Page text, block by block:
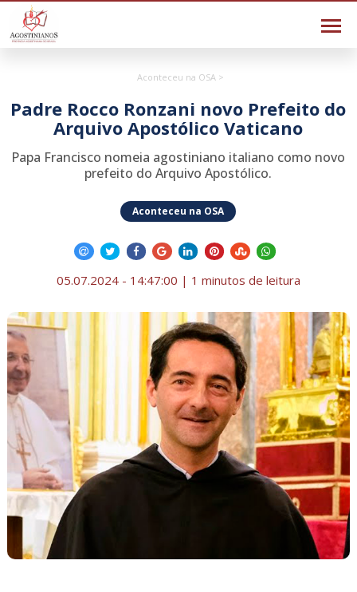
Aconteceu na OSA >
Padre Rocco Ronzani novo Prefeito do
Arquivo Apostólico Vaticano
Papa Francisco nomeia agostiniano italiano como novo
prefeito do Arquivo Apostólico.
Aconteceu na OSA
05.07.2024 - 14:47:00 | 1 minutos de leitura